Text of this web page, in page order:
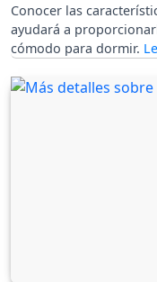
Conocer las
ayudará a
cómodo para dormir.